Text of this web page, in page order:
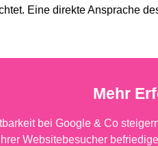
Eine direkte Ansprache
Mehr
bei Google & Co
Websitebesucher